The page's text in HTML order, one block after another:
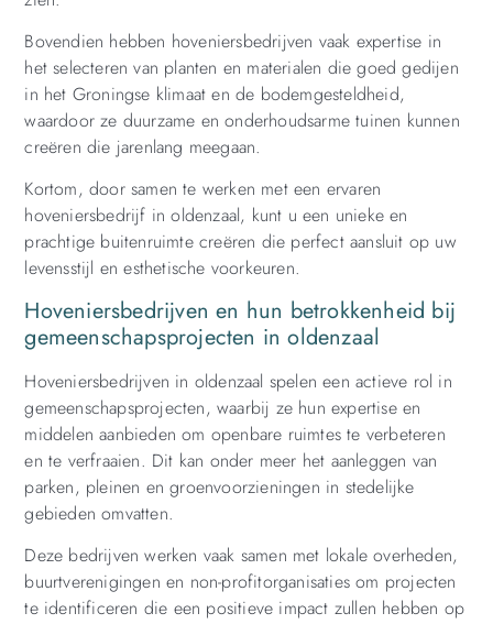
Bovendien hebben hoveniersbedrijven vaak expertise in
het selecteren van planten en materialen die goed gedijen
in het Groningse klimaat en de bodemgesteldheid,
waardoor ze duurzame en onderhoudsarme tuinen kunnen
creëren die jarenlang meegaan.
Kortom, door samen te werken met een ervaren
hoveniersbedrijf in oldenzaal, kunt u een unieke en
prachtige buitenruimte creëren die perfect aansluit op uw
levensstijl en esthetische voorkeuren.
Hoveniersbedrijven en hun betrokkenheid bij
gemeenschapsprojecten in oldenzaal
Hoveniersbedrijven in oldenzaal spelen een actieve rol in
gemeenschapsprojecten, waarbij ze hun expertise en
middelen aanbieden om openbare ruimtes te verbeteren
en te verfraaien. Dit kan onder meer het aanleggen van
parken, pleinen en groenvoorzieningen in stedelijke
gebieden omvatten.
Deze bedrijven werken vaak samen met lokale overheden,
buurtverenigingen en non-profitorganisaties om projecten
te identificeren die een positieve impact zullen hebben op